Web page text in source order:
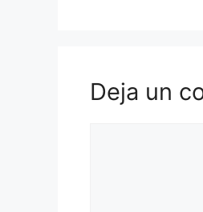
Deja un